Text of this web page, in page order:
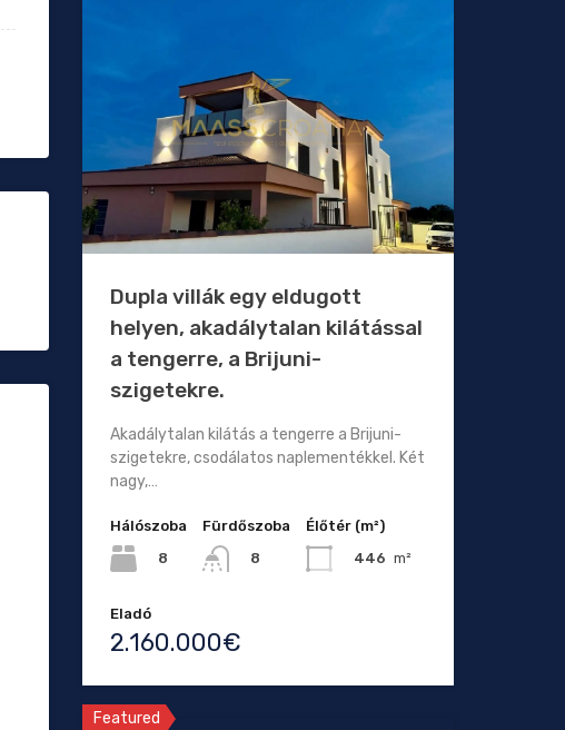
Dupla villák egy eldugott
helyen, akadálytalan kilátással
a tengerre, a Brijuni-
szigetekre.
Akadálytalan kilátás a tengerre a Brijuni-
szigetekre, csodálatos naplementékkel. Két
nagy,…
Hálószoba
8
Fürdőszoba
8
Élőtér (m²)
446 m²
Eladó
2.160.000€
Featured